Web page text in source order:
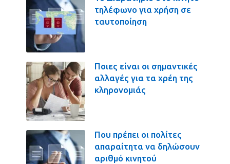
τηλέφωνο για χρήση σε
ταυτοποίηση
Ποιες είναι οι σημαντικές
αλλαγές για τα χρέη της
κληρονομιάς
Που πρέπει οι πολίτες
απαραίτητα να δηλώσουν
αριθμό κινητού